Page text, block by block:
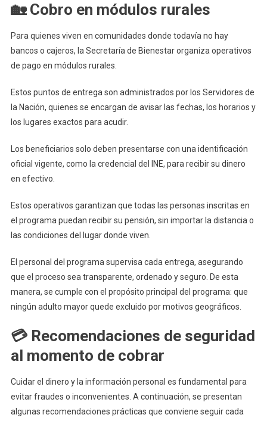
🏡 Cobro en módulos rurales
Para quienes viven en comunidades donde todavía no hay
bancos o cajeros, la Secretaría de Bienestar organiza operativos
de pago en módulos rurales.
Estos puntos de entrega son administrados por los Servidores de
la Nación, quienes se encargan de avisar las fechas, los horarios y
los lugares exactos para acudir.
Los beneficiarios solo deben presentarse con una identificación
oficial vigente, como la credencial del INE, para recibir su dinero
en efectivo.
Estos operativos garantizan que todas las personas inscritas en
el programa puedan recibir su pensión, sin importar la distancia o
las condiciones del lugar donde viven.
El personal del programa supervisa cada entrega, asegurando
que el proceso sea transparente, ordenado y seguro. De esta
manera, se cumple con el propósito principal del programa: que
ningún adulto mayor quede excluido por motivos geográficos.
💳 Recomendaciones de seguridad
al momento de cobrar
Cuidar el dinero y la información personal es fundamental para
evitar fraudes o inconvenientes. A continuación, se presentan
algunas recomendaciones prácticas que conviene seguir cada